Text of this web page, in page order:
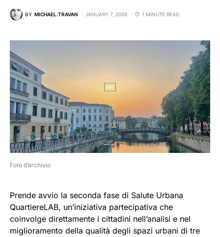
BY MICHAEL.TRAVAN JANUARY 7, 2026 1 MINUTE READ
Foto d’archivio
Prende avvio la seconda fase di Salute Urbana
QuartiereLAB, un’iniziativa partecipativa che
coinvolge direttamente i cittadini nell’analisi e nel
miglioramento della qualità degli spazi urbani di tre